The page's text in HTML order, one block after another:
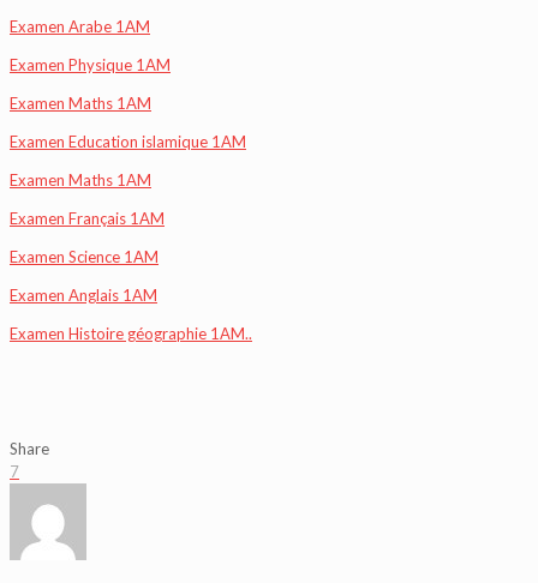
Examen Arabe 1AM
Examen Physique 1AM
Examen Maths 1AM
Examen Education islamique 1AM
Examen Maths 1AM
Examen Français 1AM
Examen Science 1AM
Examen Anglais 1AM
Examen Histoire géographie 1AM..
Share
7